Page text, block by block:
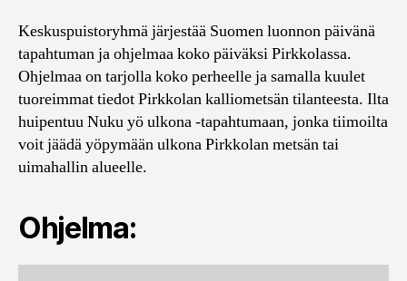
Keskuspuistoryhmä järjestää Suomen luonnon päivänä
tapahtuman ja ohjelmaa koko päiväksi Pirkkolassa.
Ohjelmaa on tarjolla koko perheelle ja samalla kuulet
tuoreimmat tiedot Pirkkolan kalliometsän tilanteesta. Ilta
huipentuu Nuku yö ulkona -tapahtumaan, jonka tiimoilta
voit jäädä yöpymään ulkona Pirkkolan metsän tai
uimahallin alueelle.
Ohjelma: